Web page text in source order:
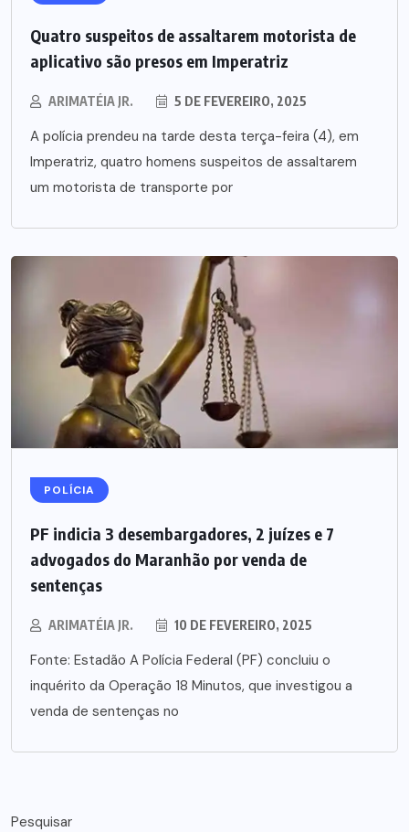
Quatro suspeitos de assaltarem motorista de
aplicativo são presos em Imperatriz
ARIMATÉIA JR. 5 DE FEVEREIRO, 2025
A polícia prendeu na tarde desta terça-feira (4), em
Imperatriz, quatro homens suspeitos de assaltarem
um motorista de transporte por
POLÍCIA
PF indicia 3 desembargadores, 2 juízes e 7
advogados do Maranhão por venda de
sentenças
ARIMATÉIA JR. 10 DE FEVEREIRO, 2025
Fonte: Estadão A Polícia Federal (PF) concluiu o
inquérito da Operação 18 Minutos, que investigou a
venda de sentenças no
Pesquisar